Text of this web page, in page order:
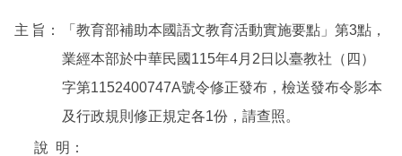
主 旨：
「教育部補助本國語文教育活動實施要點」第3點，
業經本部於中華民國115年4月2日以臺教社（四）
字第1152400747A號令修正發布，檢送發布令影本
及行政規則修正規定各1份，請查照。
說 明：